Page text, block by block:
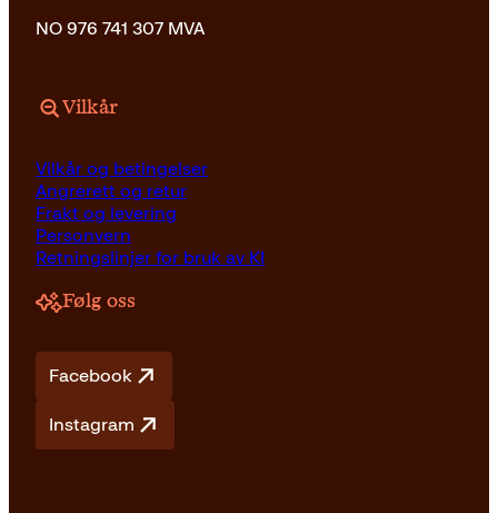
NO 976 741 307 MVA
Vilkår
Vilkår og betingelser
Angrerett og retur
Frakt og levering
Personvern
Retningslinjer for bruk av KI
Følg oss
Facebook
Instagram